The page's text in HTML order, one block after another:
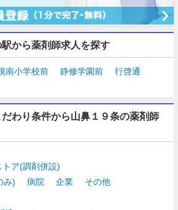
から薬剤師求人を探す
南小学校前 静修学園前
行啓通
わり条件から山鼻１９条の薬剤師
トア(調剤併設)
み)
病院 企業
その他